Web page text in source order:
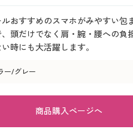
ルおすすめのスマホがみやすい
頭だけでなく肩・腕・腰への負
時にも大活躍します。
ー/グレー
商品購入ページへ